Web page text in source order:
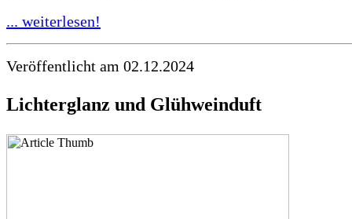
... weiterlesen!
Veröffentlicht am 02.12.2024
Lichterglanz und Glühweinduft